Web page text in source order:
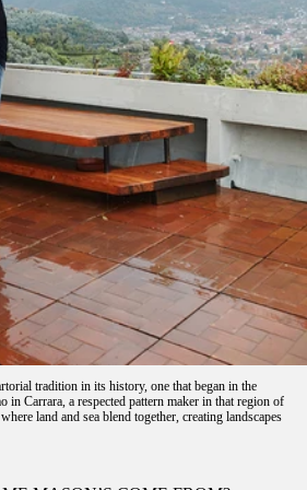
tradition in its history, one that began in the
Carrara, a respected pattern maker in that region of
land and sea blend together, creating landscapes